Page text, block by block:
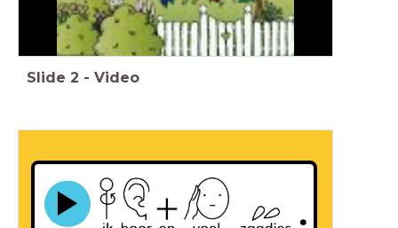
Slide 2 - Video